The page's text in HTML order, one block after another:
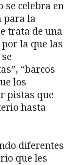
se celebra en
para la
trata de una
la que las
“barcos
los
pistas que
hasta
diferentes
que les